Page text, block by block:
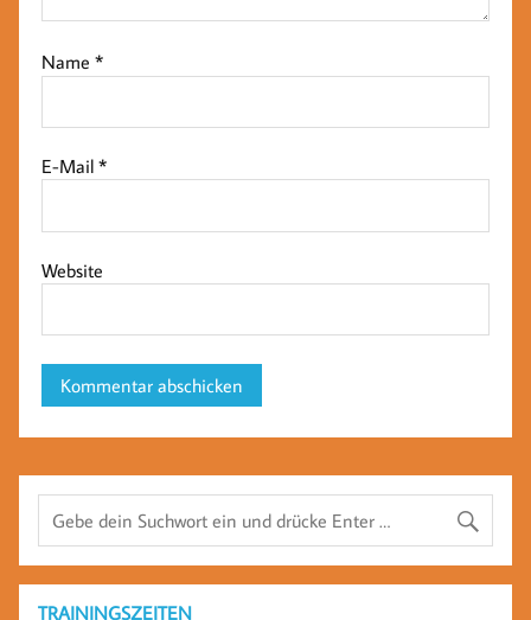
Name*
E-Mail*
Website
TRAININGSZEITEN